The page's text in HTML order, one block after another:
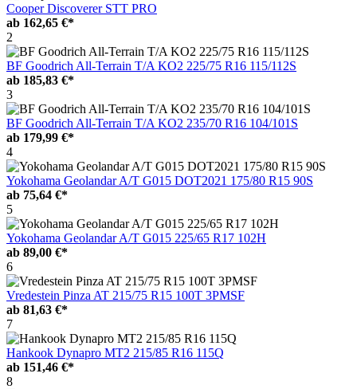
Cooper Discoverer STT PRO
ab 162,65 €*
2
BF Goodrich All-Terrain T/A KO2 225/75 R16 115/112S
ab 185,83 €*
3
BF Goodrich All-Terrain T/A KO2 235/70 R16 104/101S
ab 179,99 €*
4
Yokohama Geolandar A/T G015 DOT2021 175/80 R15 90S
ab 75,64 €*
5
Yokohama Geolandar A/T G015 225/65 R17 102H
ab 89,00 €*
6
Vredestein Pinza AT 215/75 R15 100T 3PMSF
ab 81,63 €*
7
Hankook Dynapro MT2 215/85 R16 115Q
ab 151,46 €*
8